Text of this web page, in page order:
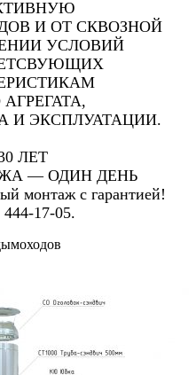
И ОТ СКВОЗНОЙ
УСЛОВИЙ
И ЭКСПЛУАТАЦИИ.
ЛЕТ
— ОДИН ДЕНЬ
монтаж с гарантией!
17-05.